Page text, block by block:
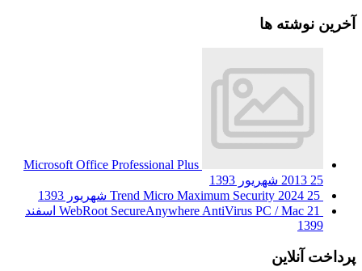
آخرین نوشته ها
Microsoft Office Professional Plus
2013 25 شهریور 1393
Trend Micro Maximum Security 2024 25 شهریور 1393
WebRoot SecureAnywhere AntiVirus PC / Mac 21 اسفند
1399
پرداخت آنلاین